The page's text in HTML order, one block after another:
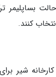
بساپلیمر
کنند.
شیر